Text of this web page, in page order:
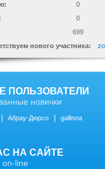
0
0
699
нового участника:
ПОЛЬЗОВАТЕЛИ
новички
Абрау-Дюрсо
gallinna
НА САЙТЕ
on-line